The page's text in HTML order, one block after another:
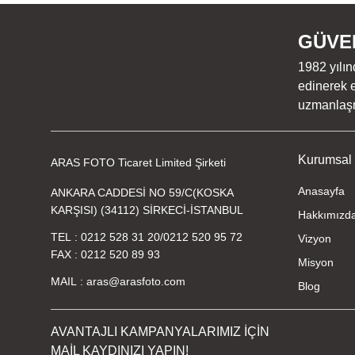
1982
edinerek
ARAS FOTO Ticaret Limited Şirketi
ANKARA CADDESİ NO 59/C(KOSKA
KARŞISI) (34112) SİRKECİ-İSTANBUL
TEL 0212 528 31 20/0212 520 95 72
FAX
0212 520 89 93
MAIL aras@arasfoto.com
Kurumsal
Anasayfa
Vizyon
Misyon
Blog
AVANTAJLI KAMPANYALARIMIZ İÇİN
MAİL KAYDINIZI YAPIN!